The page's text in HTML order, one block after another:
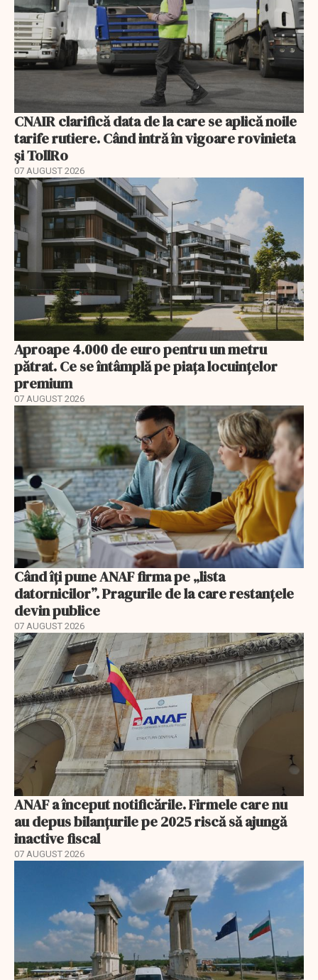
CNAIR clarifică data de la care se aplică noile
tarife rutiere. Când intră în vigoare rovinieta
și TollRo
07 AUGUST 2026
Aproape 4.000 de euro pentru un metru
pătrat. Ce se întâmplă pe piața locuințelor
premium
07 AUGUST 2026
Când îți pune ANAF firma pe „lista
datornicilor”. Pragurile de la care restanțele
devin publice
07 AUGUST 2026
ANAF a început notificările. Firmele care nu
au depus bilanțurile pe 2025 riscă să ajungă
inactive fiscal
07 AUGUST 2026